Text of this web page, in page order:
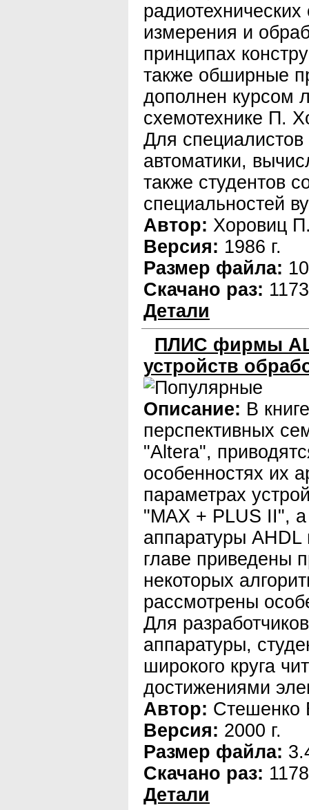
измерения и
принципах
также обширные
дополнен курсом
схемотехнике П.
Для специалистов
автоматики,
также студентов
специальностей
Автор: Хоровиц
Версия: 1986 г.
Размер файла:
Скачано раз: 1173
Детали
ПЛИС фирмы
устройств
Описание: В
перспективных
"Altera",
особенностях их
параметрах
"МАХ + PLUS II", а
аппаратуры
главе приведены
некоторых
рассмотрены
Для
аппаратуры,
широкого круга
достижениями
Автор: Стешенко
Версия: 2000 г.
Размер файла:
Скачано раз: 1178
Детали